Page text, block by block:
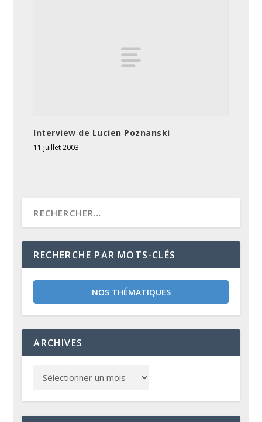
Interview de Lucien Poznanski
11 juillet 2003
RECHERCHE PAR MOTS-CLÉS
NOS THÉMATIQUES
ARCHIVES